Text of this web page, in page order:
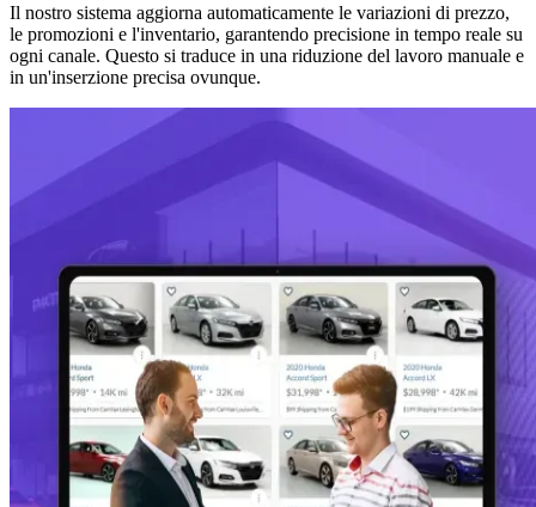
Il nostro sistema aggiorna automaticamente le variazioni di prezzo,
le promozioni e l'inventario, garantendo precisione in tempo reale su
ogni canale. Questo si traduce in una riduzione del lavoro manuale e
in un'inserzione precisa ovunque.